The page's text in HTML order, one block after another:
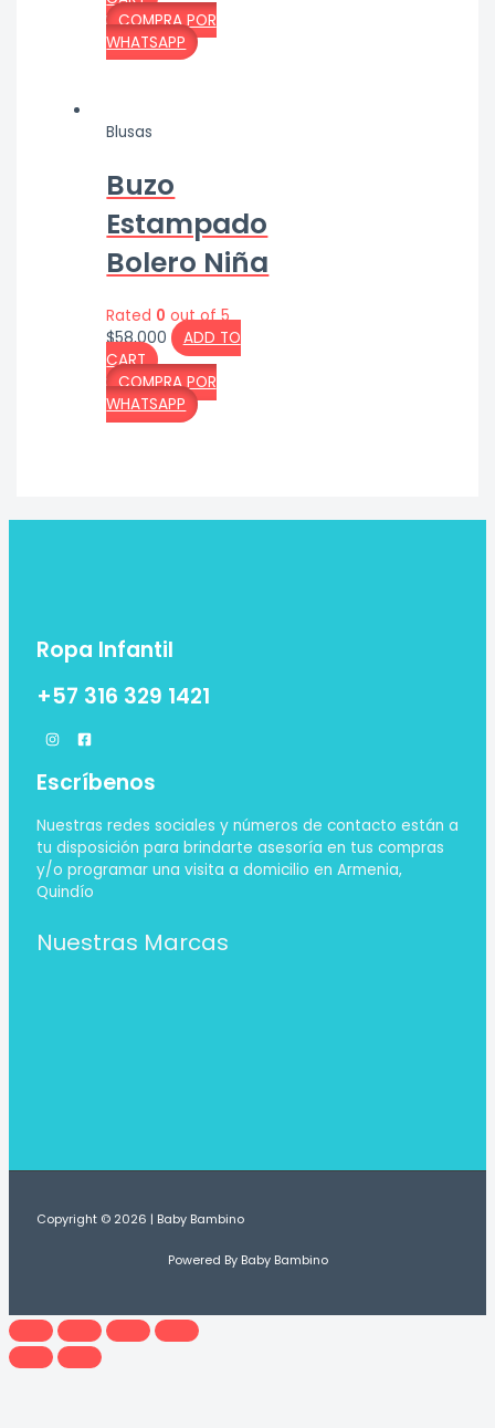
COMPRA POR
WHATSAPP
Blusas
Buzo
Estampado
Bolero Niña
Rated 0 out of 5
$58,000
ADD TO
CART
COMPRA POR
WHATSAPP
Ropa Infantil
+57 316 329 1421
Escríbenos
Nuestras redes sociales y números de contacto están a
tu disposición para brindarte asesoría en tus compras
y/o programar una visita a domicilio en Armenia,
Quindío
Nuestras Marcas
Copyright © 2026 | Baby Bambino
Powered By Baby Bambino